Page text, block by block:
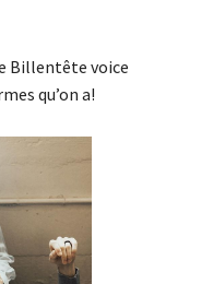
Billentête voice
qu’on a!